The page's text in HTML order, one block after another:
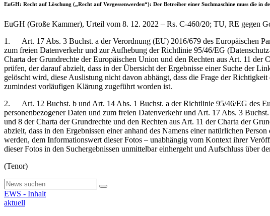
EuGH: Recht auf Löschung („Recht auf Vergessenwerden“): Der Betreiber einer Suchmaschine muss die
EuGH (Große Kammer), Urteil vom 8. 12. 2022 – Rs. C-460/20; TU, RE gegen
1. Art. 17 Abs. 3 Buchst. a der Verordnung (EU) 2016/679 des Europäischen
zum freien Datenverkehr und zur Aufhebung der Richtlinie 95/46/EG
Charta der Grundrechte der Europäischen Union und den Rechten aus Art. 11 der
prüfen, der darauf abzielt, dass in der Übersicht der Ergebnisse einer Suche der
gelöscht wird, diese Auslistung nicht davon abhängt, dass die Frage der
zumindest vorläufigen Klärung zugeführt worden ist.
2. Art. 12 Buchst. b und Art. 14 Abs. 1 Buchst. a der Richtlinie 95/46/EG des
personenbezogener Daten und zum freien Datenverkehr und Art. 17 Abs. 3
und 8 der Charta der Grundrechte und den Rechten aus Art. 11 der Charta der
abzielt, dass in den Ergebnissen einer anhand des Namens einer natürlichen
werden, dem Informationswert dieser Fotos – unabhängig vom Kontext ihrer
dieser Fotos in den Suchergebnissen unmittelbar einhergeht und Aufschluss über
(Tenor)
EWS - Inhalt
aktuell